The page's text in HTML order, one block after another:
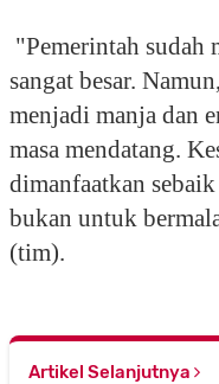
"Pemerintah sudah
sangat besar.
menjadi manja dan
masa mendatang.
dimanfaatkan
bukan untuk
(tim).
Artikel Selanjutnya